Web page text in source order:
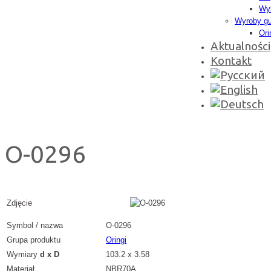
Wyroby
Aktualności
Kontakt
O-0296
Zdjęcie
Symbol / nazwa
O-0296
Grupa produktu
Oringi
Wymiary d x D
103.2 x 3.58
Materiał
NBR70A